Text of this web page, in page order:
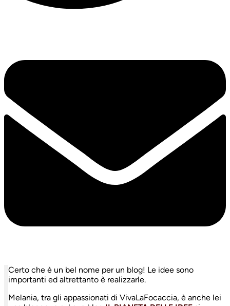
Certo che è un bel nome per un blog! Le idee sono
importanti ed altrettanto è realizzarle.
Melania, tra gli appassionati di VivaLaFocaccia, è anche lei